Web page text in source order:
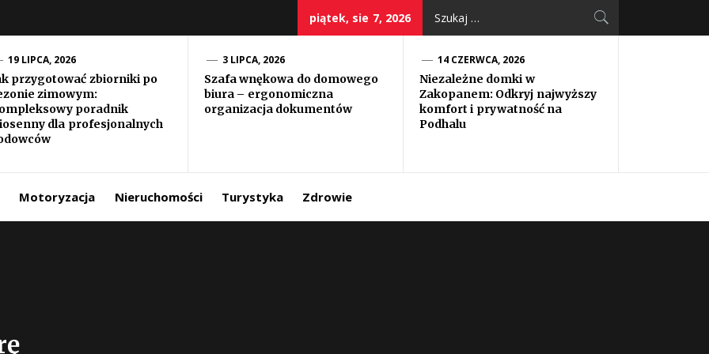
piątek, sie 7, 2026
Szukaj:
19 LIPCA, 2026
przygotować zbiorniki po
zimowym:
poradnik
dla profesjonalnych
3 LIPCA, 2026
Szafa wnękowa do domowego
biura – ergonomiczna
organizacja dokumentów
14 CZERWCA, 2026
Niezależne domki w
Zakopanem: Odkryj najwyższy
komfort i prywatność na
Podhalu
Motoryzacja Nieruchomości Turystyka Zdrowie